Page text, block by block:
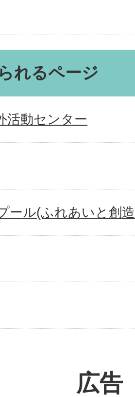
れるページ
活動センター
ール(ふれあいと創
広告